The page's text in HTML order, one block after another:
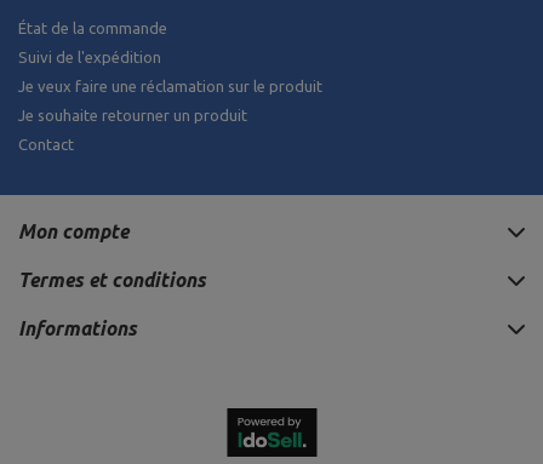
État de la commande
Suivi de l'expédition
Je veux faire une réclamation sur le produit
Je souhaite retourner un produit
Contact
Mon compte
Termes et conditions
Informations